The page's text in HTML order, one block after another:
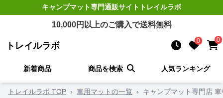
キャンプマット専門通販サイト トレイルラボ
10,000円以上のご購入で送料無料
トレイルラボ 0 0
新着商品 商品を検索 人気ランキング
トレイルラボ TOP › 車用マットの一覧 › キャンプマット専門店